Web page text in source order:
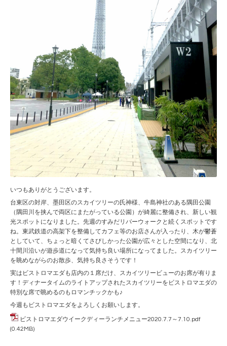
いつもありがとうございます。
台東区の対岸、墨田区のスカイツリーの氏神様、牛島神社のある隅田公園
（隅田川を挟んで両区にまたがっている公園）が綺麗に整備され、新しい観
光スポットになりました。先週のすみだリバーウォークと続くスポットです
ね。東武鉄道の高架下を整備してカフェ等のお店さんが入ったり、木が鬱蒼
としていて、ちょっと暗くてさびしかった公園が広々とした空間になり、北
十間川沿いが遊歩道になって気持ち良い場所になってました。スカイツリー
を眺めながらのお散歩、気持ち良さそうです！
実はビストロマエダも店内の１席だけ、スカイツリービューのお席が有りま
す！ディナータイムのライトアップされたスカイツリーをビストロマエダの
特別な席で眺めるのもロマンチックかも♪
今週もビストロマエダをよろしくお願いします。
ビストロマエダウイークディーランチメニュー2020.7.7～7.10.pdf
(0.42MB)